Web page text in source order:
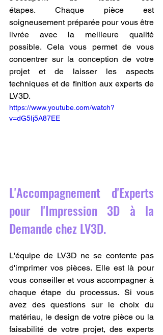
étapes. Chaque pièce est
soigneusement préparée pour vous être
livrée avec la meilleure qualité
possible. Cela vous permet de vous
concentrer sur la conception de votre
projet et de laisser les aspects
techniques et de finition aux experts de
LV3D.
https://www.youtube.com/watch?
v=dG5Ij5A87EE
L'Accompagnement d'Experts
pour l'Impression 3D à la
Demande chez LV3D.
L'équipe de LV3D ne se contente pas
d'imprimer vos pièces. Elle est là pour
vous conseiller et vous accompagner à
chaque étape du processus. Si vous
avez des questions sur le choix du
matériau, le design de votre pièce ou la
faisabilité de votre projet, des experts